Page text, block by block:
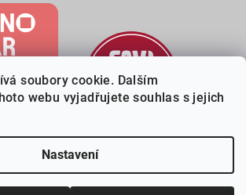
soubory cookie. Dalším
webu vyjadřujete souhlas s jejich
Nastavení
nastavení cookies